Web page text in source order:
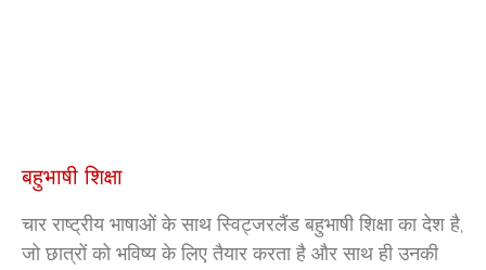
बहुभाषी शिक्षा
चार राष्ट्रीय भाषाओं के साथ स्विट्जरलैंड बहुभाषी शिक्षा का देश है,
जो छात्रों को भविष्य के लिए तैयार करता है और साथ ही उनकी